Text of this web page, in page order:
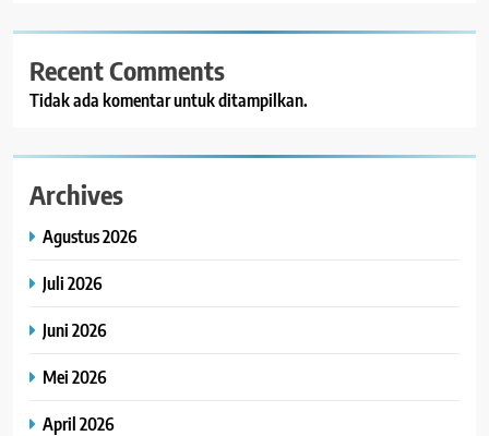
Recent Comments
Tidak ada komentar untuk ditampilkan.
Archives
Agustus 2026
Juli 2026
Juni 2026
Mei 2026
April 2026